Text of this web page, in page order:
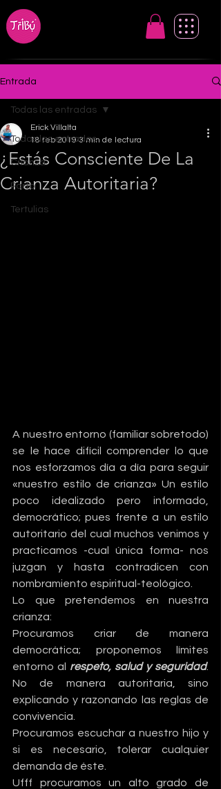
Entrada
Todas las entradas
Crianza
Parto
Tertulias
Todas las entradas
¿Estás Consciente De La
Crianza Autoritaria?
Erick Villalta
18 feb 2019 3 min de lectura
A nuestro entorno (familiar sobretodo)
se le hace difícil comprender lo que
nos esforzamos día a día para seguir
«nuestro estilo de crianza» Un estilo
poco idealizado pero informado,
democrático; pues frente a un estilo
autoritario del cual muchos venimos y
practicamos -cual única forma- nos
juzgan y hasta contradicen con
nombramiento espiritual-teológico.
Lo que pretendemos en nuestra
crianza:
Procuramos criar de manera
democrática; proponemos límites
entorno al respeto, salud y seguridad.
No de manera autoritaria, sino
explicando y razonando las reglas de
convivencia.
Procuramos escuchar a nuestro hijo y
si es necesario, tolerar cualquier
demanda de éste.
Ufff procuramos un alto grado de